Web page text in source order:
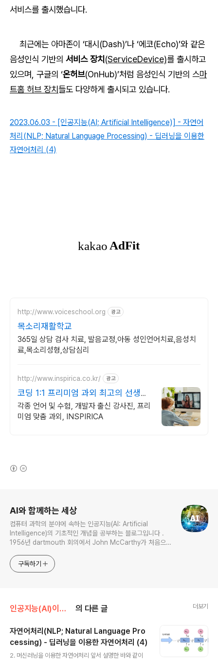
서비스를 출시했습니다.
최근에는 아마존이 ‘대시(Dash)’나 ‘에코(Echo)’와 같은
음성인식 기반의 서비스 장치(ServiceDevice)를 출시하고
있으며, 구글의 ‘온허브(OnHub)’처럼 음성인식 기반의 스마
트홈 허브 장치들도 다양하게 출시되고 있습니다.
2023.06.03 - [인공지능(AI; Artificial Intelligence)] - 자연어
처리(NLP; Natural Language Processing) - 딥러닝을 이용한
자연어처리 (4)
http://www.voiceschool.org 광고
목소리재활학교
365일 상담 검사 치료, 발음교정,아동 성인언어치료,음성치
료,목소리성형,상담심리
http://www.inspirica.co.kr/ 광고
코딩 1:1 프리미엄 과외 최고의 선생님
들과 함께
각종 언어 및 수험, 개발자 출신 강사진, 프리
미엄 맞춤 과외, INSPIRICA
AI와 함께하는 세상
컴퓨터 과학의 분야에 속하는 인공지능(AI: Artificial
Intelligence)의 기초적인 개념을 공부하는 블로그입니다 .
1956년 dartmouth 회의에서 John McCarthy가 처음으
지능 분야들을 하나하나 공부하고자 합니다. 전문가가 아닌 제
가 평범한 독자들과 함께 쉽게 인공지능(AI)를 이해하고, 앞으
구독하기
인공지능(AI)이란? - 기초 개념 및 이론 의 다른 글 더보기
자연어처리(NLP; Natural Language Pro
cessing) - 딥러닝을 이용한 자연어처리 (4)
2. 머신러닝을 이용한 자연어처리 앞서 설명한 바와 같이